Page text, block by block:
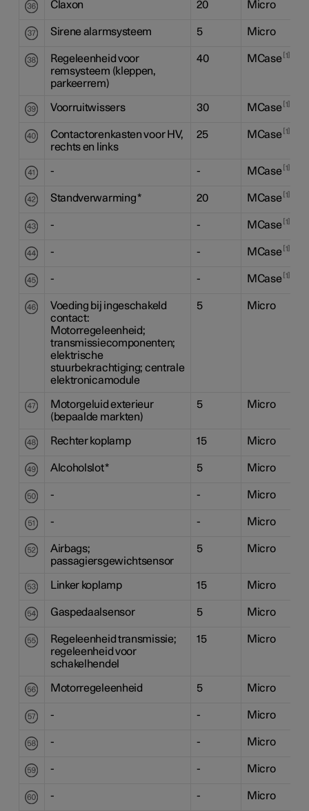
Claxon 20 Micro
Sirene alarmsysteem 5 Micro
Regeleenheid voor
remsysteem (kleppen,
parkeerrem)
40 MCase 1
Voorruitwissers 30 MCase 1
Contactorenkasten voor HV,
rechts en links
25 MCase 1
- - MCase 1
Standverwarming* 20 MCase 1
- - MCase 1
- - MCase 1
- - MCase 1
Voeding bij ingeschakeld
contact:
Motorregeleenheid;
transmissiecomponenten;
elektrische
stuurbekrachtiging; centrale
elektronicamodule
5 Micro
Motorgeluid exterieur
(bepaalde markten)
5 Micro
Rechter koplamp 15 Micro
Alcoholslot* 5 Micro
- - Micro
- - Micro
Airbags;
passagiersgewichtsensor
5 Micro
Linker koplamp 15 Micro
Gaspedaalsensor 5 Micro
Regeleenheid transmissie;
regeleenheid voor
schakelhendel
15 Micro
Motorregeleenheid 5 Micro
- - Micro
- - Micro
- - Micro
- - Micro